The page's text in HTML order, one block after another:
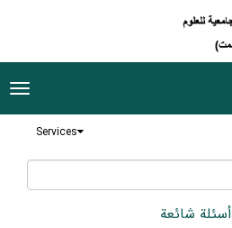
Services
أسئلة شائعة